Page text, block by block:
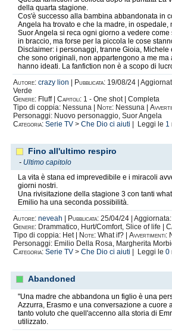
della quarta stagione.
Cos'è successo alla bambina abbandonata in
Angela ha trovato e che la madre, in ospedale,
Suor Angela si reca ogni giorno a vedere come
in braccio, ma forse per la piccola le cose
Disclaimer: i personaggi, tranne Gioia, Michele
che sono originali, non appartengono a me ma
hanno ideati. La fanfiction non è a scopo di
Autore: crazy lion Pubblicata: 19/08/24 |
Verde
Genere: Fluff | Capitoli: 1 - One shot | Completa
Tipo di coppia: Nessuna |
Note: Nessuna |
Personaggi: Nuovo personaggio, Suor Angela
Categoria: Serie TV > Che Dio ci aiuti | Leggi le 1
Fino all'ultimo respiro
- Ultimo capitolo
La vita è stana ed imprevedibile e i miracoli
giorni nostri.
Una rivisitazione della stagione 3 con tanti
Emilio ha una seconda possibilità.
Autore: neveah Pubblicata: 25/04/24 | Aggiornata:
Genere: Drammatico, Hurt/Comfort, Slice of life |
Tipo di coppia: Het |
Note: What if? | Avvertimenti:
Personaggi: Emilio Della Rosa, Margherita
Categoria: Serie TV > Che Dio ci aiuti | Leggi le 0
Abandoned
"Una madre che abbandona un figlio è una
Azzurra, Erasmo e una conversazione a cuore
tanto voluto che quell'accenno alla storia di
utilizzato.